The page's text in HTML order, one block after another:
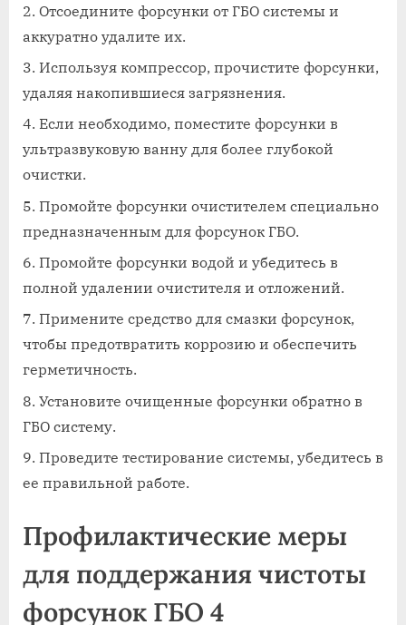
Отсоедините форсунки от ГБО системы и
аккуратно удалите их.
Используя компрессор, прочистите форсунки,
удаляя накопившиеся загрязнения.
Если необходимо, поместите форсунки в
ультразвуковую ванну для более глубокой
очистки.
Промойте форсунки очистителем специально
предназначенным для форсунок ГБО.
Промойте форсунки водой и убедитесь в
полной удалении очистителя и отложений.
Примените средство для смазки форсунок,
чтобы предотвратить коррозию и обеспечить
герметичность.
Установите очищенные форсунки обратно в
ГБО систему.
Проведите тестирование системы, убедитесь в
ее правильной работе.
Профилактические меры
для поддержания чистоты
форсунок ГБО 4